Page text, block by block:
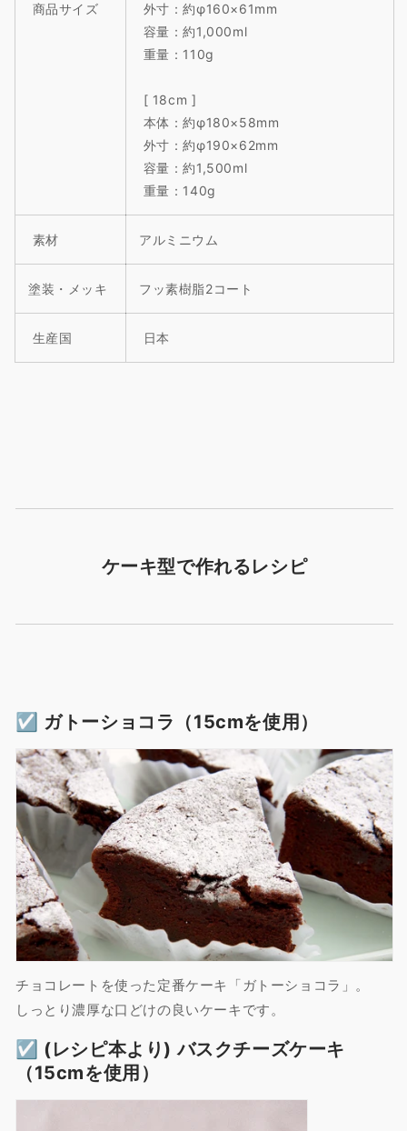
商品サイズ
外寸：約φ160×61mm
容量：約1,000ml
重量：110g
[ 18cm ]
本体：約φ180×58mm
外寸：約φ190×62mm
容量：約1,500ml
重量：140g
素材 アルミニウム
塗装・メッキ フッ素樹脂2コート
生産国 日本
ケーキ型で作れるレシピ
☑︎ ガトーショコラ（15cmを使用）
チョコレートを使った定番ケーキ「ガトーショコラ」。
しっとり濃厚な口どけの良いケーキです。
☑︎ (レシピ本より) バスクチーズケーキ
（15cmを使用）